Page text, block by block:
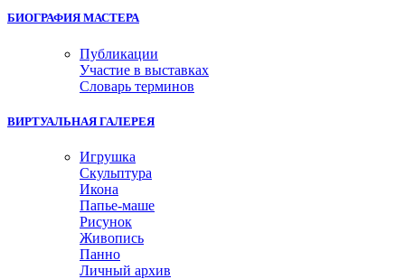
БИОГРАФИЯ МАСТЕРА
Публикации
Участие в выставках
Словарь терминов
ВИРТУАЛЬНАЯ ГАЛЕРЕЯ
Игрушка
Скульптура
Икона
Папье-маше
Рисунок
Живопись
Панно
Личный архив